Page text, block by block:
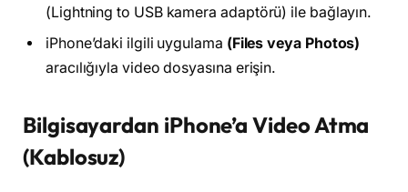
(Lightning to USB kamera adaptörü) ile bağlayın.
iPhone’daki ilgili uygulama (Files veya Photos)
aracılığıyla video dosyasına erişin.
Bilgisayardan iPhone’a Video Atma
(Kablosuz)